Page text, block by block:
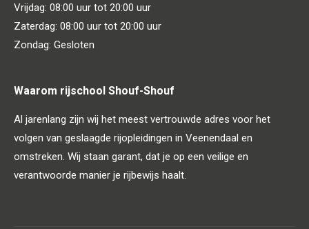
Vrijdag: 08:00 uur tot 20:00 uur
Zaterdag: 08:00 uur tot 20:00 uur
Zondag: Gesloten
Waarom rijschool Shouf-Shouf
Al jarenlang zijn wij het meest vertrouwde adres voor het
volgen van geslaagde rijopleidingen in Veenendaal en
omstreken. Wij staan garant, dat je op een veilige en
verantwoorde manier je rijbewijs haalt.